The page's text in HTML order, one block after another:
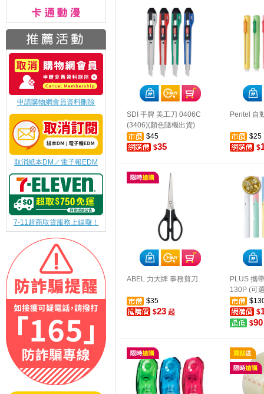
申請購物網會員資料刪除
取消紙本DM／電子報EDM
7-11超商取貨服務上線囉！
SDI 手牌 美工刀 0406C
(3406)(顏色隨機出貨)
$45
$35
Pentel 自
$25
$
ABEL 力大牌 事務剪刀
$35
$23起
PLUS 攜
130P (可
$
$90